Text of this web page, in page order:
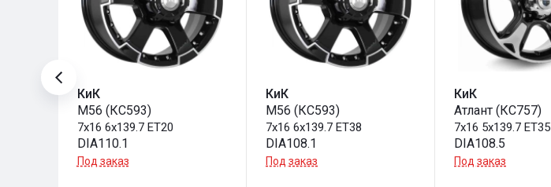
КиК
M56 (КС593)
7x16 6x139.7 ET20
DIA110.1
Под заказ
КиК
M56 (КС593)
7x16 6x139.7 ET38
DIA108.1
Под заказ
КиК
Атлант (КС757)
7x16 5x139.7 ET35
DIA108.5
Под заказ